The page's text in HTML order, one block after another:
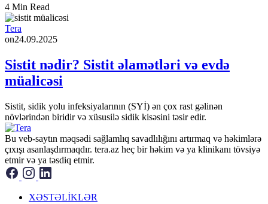
4 Min Read
Tera
on24.09.2025
Sistit nədir? Sistit əlamətləri və evdə
müalicəsi
Sistit, sidik yolu infeksiyalarının (SYİ) ən çox rast gəlinən
növlərindən biridir və xüsusilə sidik kisəsini təsir edir.
Bu veb-saytın məqsədi sağlamlıq savadlılığını artırmaq və həkimlərə
çıxışı asanlaşdırmaqdır. tera.az heç bir həkim və ya klinikanı tövsiyə
etmir və ya təsdiq etmir.
XƏSTƏLİKLƏR